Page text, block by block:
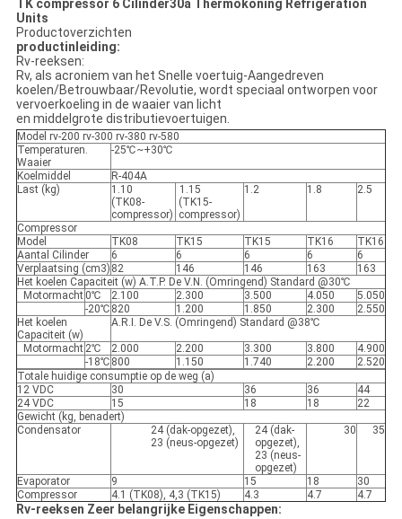
TK compressor 6 Cilinder30a Thermokoning Refrigeration
Units
Productoverzichten
productinleiding:
Rv-reeksen:
Rv, als acroniem van het Snelle voertuig-Aangedreven
koelen/Betrouwbaar/Revolutie, wordt speciaal ontworpen voor
vervoerkoeling in de waaier van licht
en middelgrote distributievoertuigen.
Model rv-200 rv-300 rv-380 rv-580
Temperaturen.
Waaier
-25℃~+30℃
Koelmiddel
R-404A
Last (kg)
1.10
(TK08-
compressor)
1.15
(TK15-
compressor)
1.2 1.8 2.5
Compressor
Model
TK08 TK15 TK15 TK16
TK16
Aantal Cilinder
6 6 6 6
6
Verplaatsing (cm3) 82 146 146 163
163
Het koelen Capaciteit (w) A.T.P. De V.N. (Omringend) Standard @30℃
Motormacht 0℃ 2.100 2.300 3.500 4.050
5.050
-20℃ 820 1.200 1.850 2.300
2.550
Het koelen
Capaciteit (w)
A.R.I. De V.S. (Omringend) Standard @38℃
Motormacht 2℃ 2.000 2.200 3.300 3.800
4.900
-18℃ 800 1.150 1.740 2.200
2.520
Totale huidige consumptie op de weg (a)
12 VDC
30 36 36
44
24 VDC
15 18 18
22
Gewicht (kg, benadert)
Condensator
24 (dak-opgezet),
23 (neus-opgezet)
24 (dak-
opgezet),
23 (neus-
opgezet)
30 35
Evaporator 9 15 18
30
Compressor
4.1 (TK08), 4,3 (TK15) 4.3 4.7 4.7
Rv-reeksen Zeer belangrijke Eigenschappen: